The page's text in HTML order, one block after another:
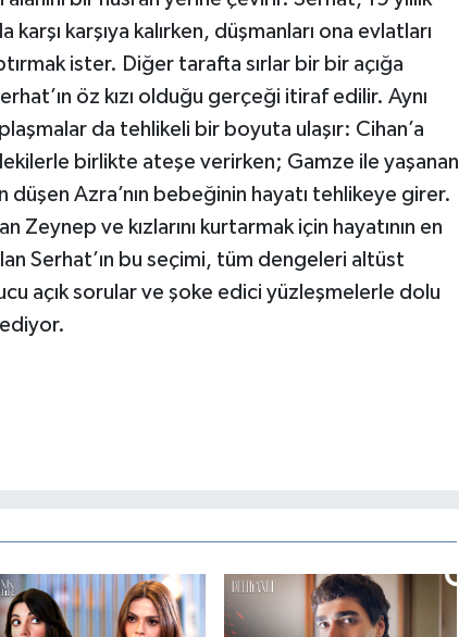
karşıya kalırken, düşmanları ona evlatları
ister. Diğer tarafta sırlar bir bir açığa
öz kızı olduğu gerçeği itiraf edilir. Aynı
da tehlikeli bir boyuta ulaşır: Cihan’a
birlikte ateşe verirken; Gamze ile yaşanan
Azra’nın bebeğinin hayatı tehlikeye girer.
Zeynep ve kızlarını kurtarmak için hayatının en
Serhat’ın bu seçimi, tüm dengeleri altüst
açık sorular ve şoke edici yüzleşmelerle dolu